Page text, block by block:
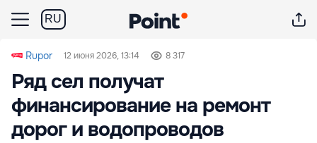
RU
Rupor 12 июня 2026, 13:14 8 317
Ряд сел получат
финансирование на ремонт
дорог и водопроводов